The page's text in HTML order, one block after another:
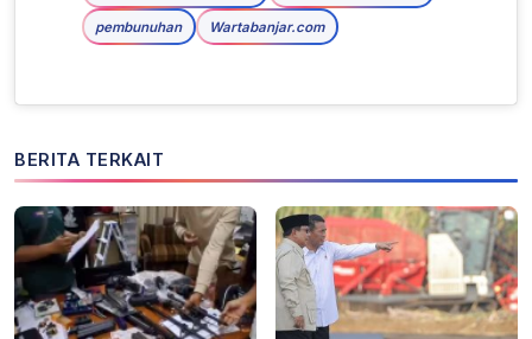
pembunuhan Wartabanjar.com
BERITA TERKAIT